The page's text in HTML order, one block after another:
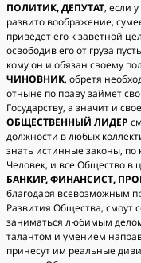
ПОЛИТИК, ДЕПУТАТ, если
развито воображение,
приведет его к заветной
освободив его от груза
кому он и обязан своему
ЧИНОВНИК, обретя
отныне по праву займет
Государству, а значит и
ОБЩЕСТВЕННЫЙ ЛИДЕР
должности в любых
знать истинные законы,
Человек, и все Общество в
БАНКИР, ФИНАНСИСТ,
благодаря всевозможным
Развития Общества, смоут
заниматься любимым
талантом и умением
принесут им реальные